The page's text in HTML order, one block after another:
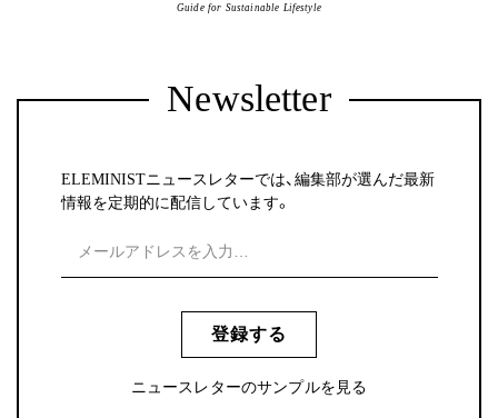
Guide for Sustainable Lifestyle
Newsletter
ELEMINISTニュースレターでは、編集部が選んだ最新
情報を定期的に配信しています。
登録する
ニュースレターのサンプルを見る